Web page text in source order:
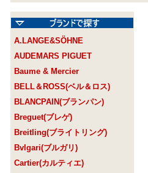
A.LANGE&SÖHNE
AUDEMARS PIGUET
Baume & Mercier
BELL＆ROSS(ベル＆ロス)
BLANCPAIN(ブランパン)
Breguet(ブレゲ)
Breitling(ブライトリング)
Bvlgari(ブルガリ)
Cartier(カルティエ)